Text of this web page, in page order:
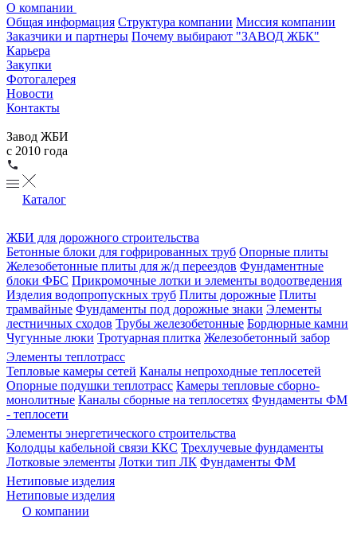
О компании
Общая информация Структура компании Миссия компании
Заказчики и партнеры Почему выбирают "ЗАВОД ЖБК"
Карьера
Закупки
Фотогалерея
Новости
Контакты
Завод ЖБИ
с 2010 года
Каталог
ЖБИ для дорожного строительства
Бетонные блоки для гофрированных труб Опорные плиты
Железобетонные плиты для ж/д переездов Фундаментные
блоки ФБС Прикромочные лотки и элементы водоотведения
Изделия водопропускных труб Плиты дорожные Плиты
трамвайные Фундаменты под дорожные знаки Элементы
лестничных сходов Трубы железобетонные Бордюрные камни
Чугунные люки Тротуарная плитка Железобетонный забор
Элементы теплотрасс
Тепловые камеры сетей Каналы непроходные теплосетей
Опорные подушки теплотрасс Камеры тепловые сборно-
монолитные Каналы сборные на теплосетях Фундаменты ФМ
- теплосети
Элементы энергетического строительства
Колодцы кабельной связи ККС Трехлучевые фундаменты
Лотковые элементы Лотки тип ЛК Фундаменты ФМ
Нетиповые изделия
Нетиповые изделия
О компании